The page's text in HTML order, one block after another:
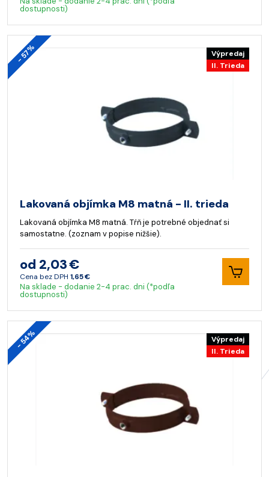
dostupnosti)
- 57%
Výpredaj
II. Trieda
Lakovaná objímka M8 matná - II. trieda
Lakovaná objímka M8 matná. Tŕň je potrebné objednať si
samostatne. (zoznam v popise nižšie).
od 2,03 €
Cena bez DPH 1,65 €
Na sklade - dodanie 2-4 prac. dni (*podľa
dostupnosti)
- 54%
Výpredaj
II. Trieda